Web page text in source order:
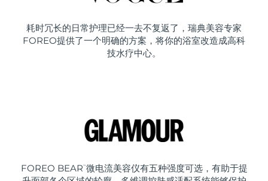
耗时冗长的日常护理已经一去不复返了，瑞典美容专家
FOREO提供了一个明确的方案，将你的浴室改造成高科
技水疗中心。
FOREO BEAR ™ 微电流美容仪有五种强度可选，有助于提